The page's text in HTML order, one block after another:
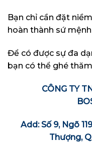
Bạn chỉ cần đặt
hoàn thành sứ
Để có được sự đa
bạn có thể ghé thăm
CÔNG TY
Add: Số 9, Ngõ
Thượng,